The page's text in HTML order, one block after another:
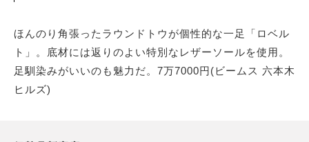
ほんのり角張ったラウンドトウが個性的な一足「ロベル
ト」。底材には返りのよい特別なレザーソールを使用。
足馴染みがいいのも魅力だ。7万7000円(ビームス 六本木
ヒルズ)